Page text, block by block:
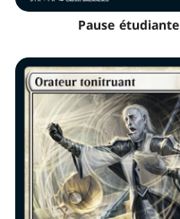
Pause étudiante